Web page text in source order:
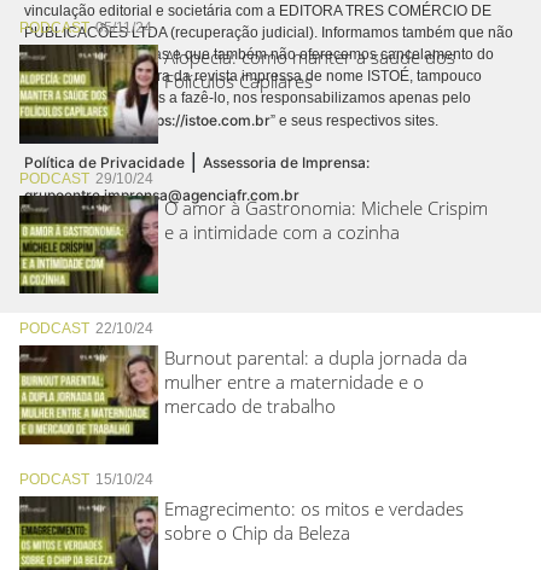
PODCAST05/11/24
Alopecia: como manter a saúde dos
Folículos Capilares
PODCAST 29/10/24
O amor à Gastronomia: Michele Crispim
e a intimidade com a cozinha
PODCAST 22/10/24
Burnout parental: a dupla jornada da
mulher entre a maternidade e o
mercado de trabalho
PODCAST 15/10/24
Emagrecimento: os mitos e verdades
sobre o Chip da Beleza
vinculação editorial e societária com a EDITORA TRES COMÉRCIO DE
PUBLICACÕES LTDA (recuperação judicial). Informamos também que não
realizamos cobranças e que também não oferecemos cancelamento do
contrato de assinatura da revista impressa de nome ISTOÉ, tampouco
autorizamos terceiros a fazê-lo, nos responsabilizamos apenas pelo
conteúdo digital “https://istoe.com.br” e seus respectivos sites.
Política de Privacidade | Assessoria de Imprensa:
grupoentre.imprensa@agenciafr.com.br